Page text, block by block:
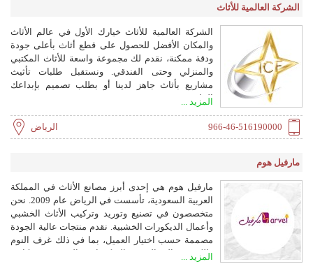
الشركة العالمية للأثاث
الشركة العالمية للأثاث خيارك الأول في عالم الأثاث
والمكان الأفضل للحصول على قطع أثاث بأعلى جودة
ودقة ممكنة، نقدم لك مجموعة واسعة للأثاث المكتبي
والمنزلي وحتى الفندقي. ونستقبل طلبات تأثيث
مشاريع بأثاث جاهز لدينا أو بطلب تصميم بإبداعك
الخاص.
المزيد ...
966-46-516190000 الرياض
مارفيل هوم
مارفيل هوم هي إحدى أبرز مصانع الأثاث في المملكة
العربية السعودية، تأسست في الرياض عام 2009. نحن
متخصصون في تصنيع وتوريد وتركيب الأثاث الخشبي
وأعمال الديكورات الخشبية. نقدم منتجات عالية الجودة
مصممة حسب اختيار العميل، بما في ذلك غرف النوم
والكنب والمجالس والديكورات الخشبية ومكاتب
المزيد ...